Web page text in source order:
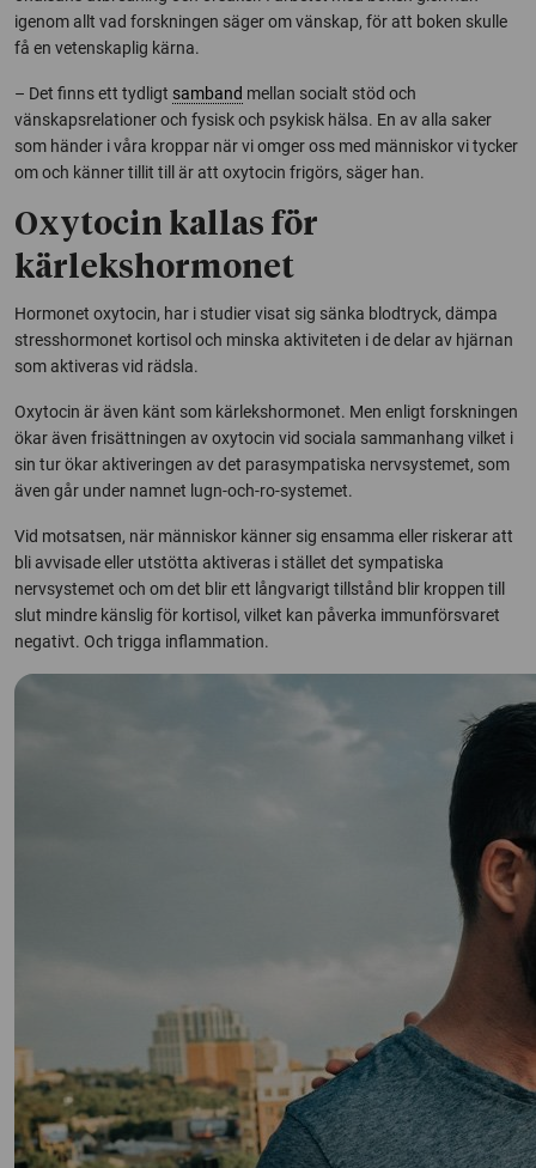
igenom allt vad forskningen säger om vänskap, för att boken skulle
få en vetenskaplig kärna.
– Det finns ett tydligt samband mellan socialt stöd och
vänskapsrelationer och fysisk och psykisk hälsa. En av alla saker
som händer i våra kroppar när vi omger oss med människor vi tycker
om och känner tillit till är att oxytocin frigörs, säger han.
Oxytocin kallas för
kärlekshormonet
Hormonet oxytocin, har i studier visat sig sänka blodtryck, dämpa
stresshormonet kortisol och minska aktiviteten i de delar av hjärnan
som aktiveras vid rädsla.
Oxytocin är även känt som kärlekshormonet. Men enligt forskningen
ökar även frisättningen av oxytocin vid sociala sammanhang vilket i
sin tur ökar aktiveringen av det parasympatiska nervsystemet, som
även går under namnet lugn-och-ro-systemet.
Vid motsatsen, när människor känner sig ensamma eller riskerar att
bli avvisade eller utstötta aktiveras i stället det sympatiska
nervsystemet och om det blir ett långvarigt tillstånd blir kroppen till
slut mindre känslig för kortisol, vilket kan påverka immunförsvaret
negativt. Och trigga inflammation.